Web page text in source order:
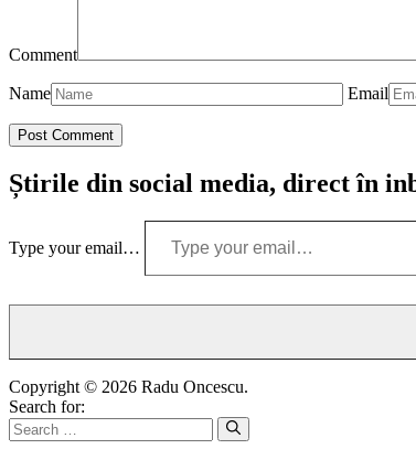
Comment
Name Email
Știrile din social media, direct în
Type your email…
Copyright © 2026 Radu Oncescu.
Search for: